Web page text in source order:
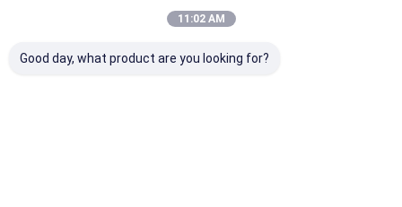
11:02 AM
Good day, what product are you looking for?